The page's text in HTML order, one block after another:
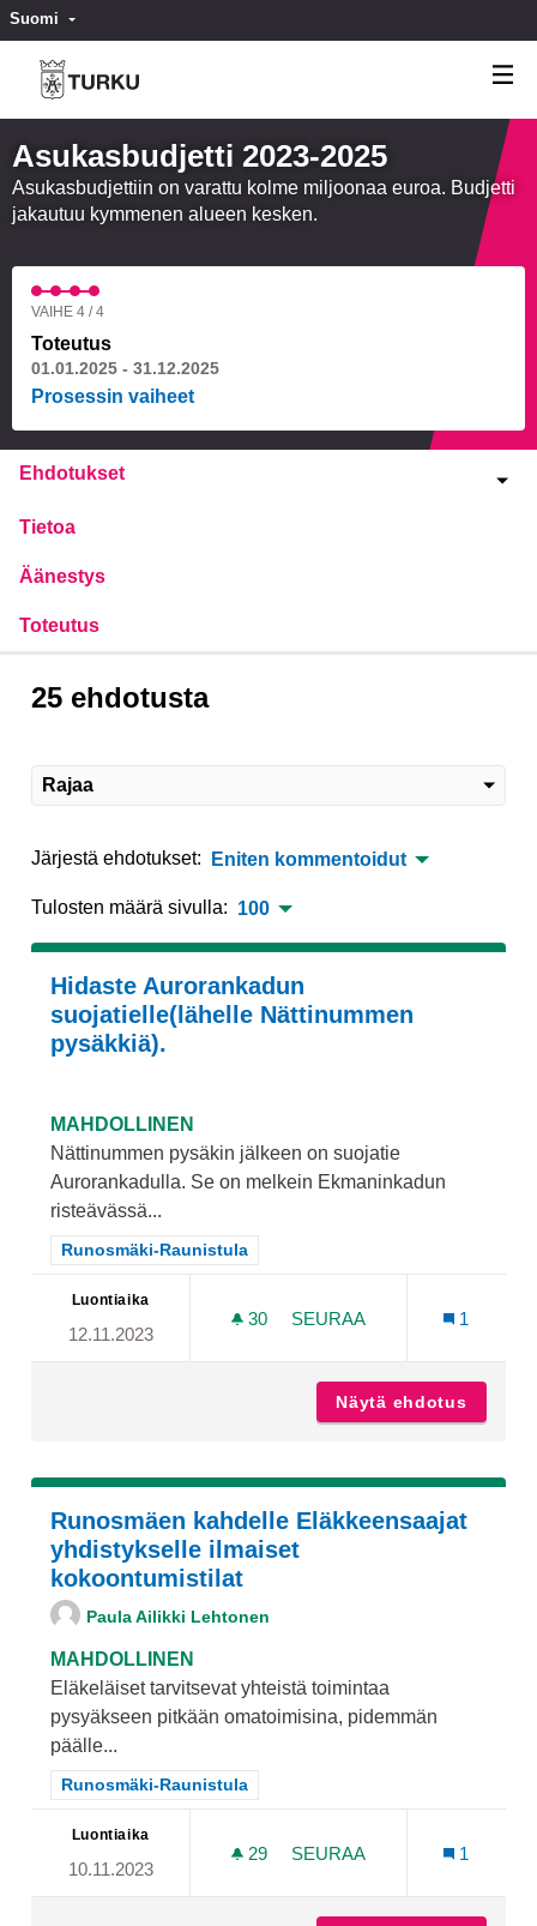
Suomi Valitse kieli
Asukasbudjetti 2023-2025
Asukasbudjettiin on varattu kolme miljoonaa euroa. Budjetti
jakautuu kymmenen alueen kesken.
VAIHE 4 / 4
Toteutus
01.01.2025 - 31.12.2025
Prosessin vaiheet
Ehdotukset
Tietoa
Äänestys
Toteutus
25 ehdotusta
Rajaa
Järjestä ehdotukset: Eniten kommentoidut
Tulosten määrä sivulla: 100
Hidaste Aurorankadun
suojatielle(lähelle Nättinummen
pysäkkiä).
MAHDOLLINEN
Nättinummen pysäkin jälkeen on suojatie
Aurorankadulla. Se on melkein Ekmaninkadun
risteävässä...
Rajaa tulokset teeman mukaan: Runosmäki-Raunistula
Runosmäki-Raunistula
Luontiaika
12.11.2023
30 30 SEURAAJAA
SEURAA
1
Näytä ehdotus
Runosmäen kahdelle Eläkkeensaajat
yhdistykselle ilmaiset
kokoontumistilat
Paula Ailikki Lehtonen
MAHDOLLINEN
Eläkeläiset tarvitsevat yhteistä toimintaa
pysyäkseen pitkään omatoimisina, pidemmän
päälle...
Rajaa tulokset teeman mukaan: Runosmäki-Raunistula
Runosmäki-Raunistula
Luontiaika
10.11.2023
29 29 SEURAAJAA
SEURAA
1